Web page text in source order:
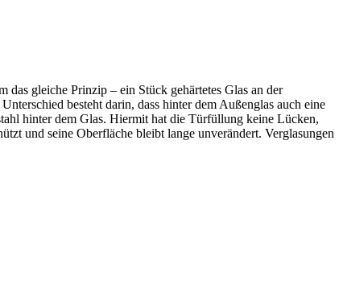
gleiche Prinzip – ein Stück gehärtetes Glas an der
besteht darin, dass hinter dem Außenglas auch eine
hinter dem Glas. Hiermit hat die Türfüllung keine Lücken,
und seine Oberfläche bleibt lange unverändert. Verglasungen